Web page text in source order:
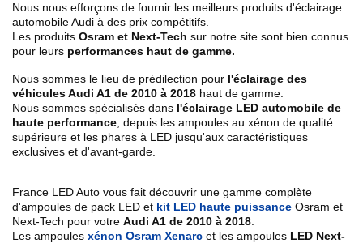
Nous nous efforçons de fournir les meilleurs produits d'éclairage
automobile Audi à des prix compétitifs.
Les produits Osram et Next-Tech sur notre site sont bien connus
pour leurs performances haut de gamme.
Nous sommes le lieu de prédilection pour l'éclairage des
véhicules Audi A1 de 2010 à 2018 haut de gamme.
Nous sommes spécialisés dans l'éclairage LED automobile de
haute performance , depuis les ampoules au xénon de qualité
supérieure et les phares à LED jusqu'aux caractéristiques
exclusives et d'avant-garde.
France LED Auto vous fait découvrir une gamme complète
d'ampoules de pack LED et kit LED haute puissance Osram et
Next-Tech pour votre Audi A1 de 2010 à 2018
Les ampoules xénon Osram Xenarc et les ampoules LED Next-